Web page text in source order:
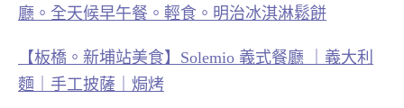
廳。全天候早午餐。輕食。明治冰淇淋鬆餅
【板橋。新埔站美食】Solemio 義式餐廳 ｜義大利
麵｜手工披薩｜焗烤